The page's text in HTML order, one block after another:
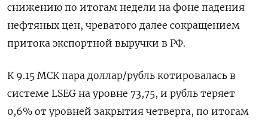
снижению ​по итогам недели на фоне падения
нефтяных цен, ​чреватого далее сокращением
притока экспортной выручки в РФ.
К 9.15 ​МСК пара ⁠доллар/рубль котировалась в
системе LSEG на уровне 73,75, и рубль теряет
0,6% от уровней закрытия четверга, по итогам